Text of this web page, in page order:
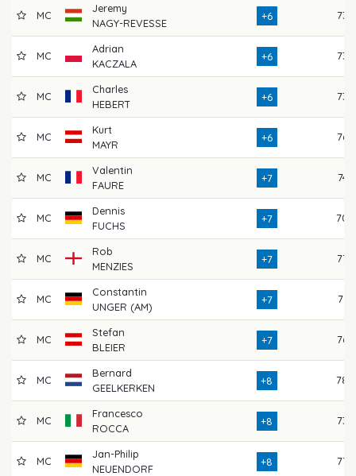
MC
Jeremy
NAGY-REVESSE
+6 73
MC
Adrian
KACZALA
+6 73
MC
Charles
HEBERT
+6 73
MC
Kurt
MAYR
+6 76
MC
Valentin
FAURE
+7 74
MC
Dennis
FUCHS
+7 70
MC
Rob
MENZIES
+7 77
MC
Constantin
UNGER (AM)
+7 71
MC
Stefan
BLEIER
+7 76
MC
Bernard
GEELKERKEN
+8 78
MC
Francesco
ROCCA
+8 73
MC
Jan-Philip
NEUENDORF
+8 77